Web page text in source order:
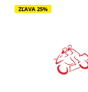
ZĽAVA 25%